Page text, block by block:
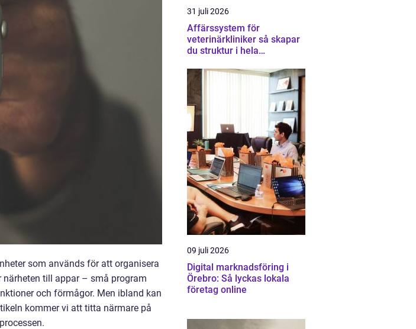
som används för att organisera
till appar – små program
och förmågor. Men ibland kan
kommer vi att titta närmare på
31 juli 2026
Affärssystem för
veterinärkliniker så skapar
du struktur i hela
09 juli 2026
Digital marknadsföring i
Örebro: Så lyckas lokala
företag online